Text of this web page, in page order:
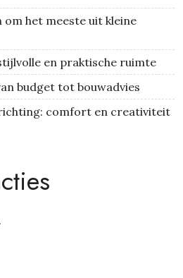
het meeste uit kleine
en praktische ruimte
budget tot bouwadvies
comfort en creativiteit